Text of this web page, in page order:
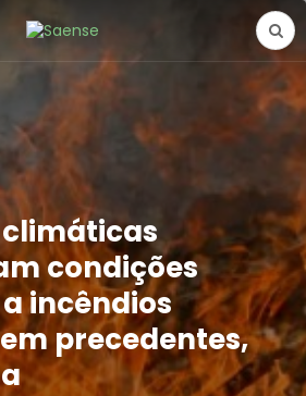
condições
incêndios
precedentes,